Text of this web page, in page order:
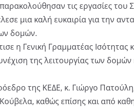
τις εργασίες του
μια καλή ευκαιρία για την
δομών.
η Γενική Γραμματέας
της λειτουργίας των
της ΚΕΔΕ, κ. Γιώργο
καθώς επίσης και από